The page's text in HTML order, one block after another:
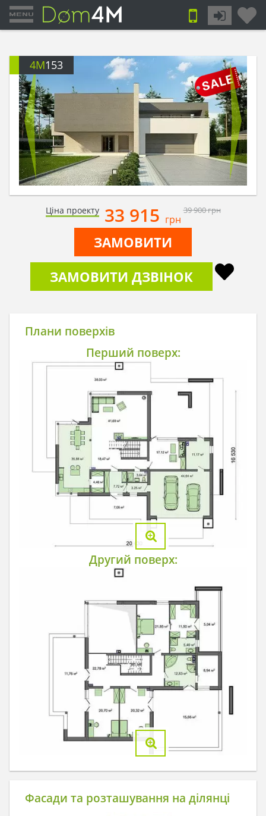
4M153
Ціна проекту 33 915 грн
39 900грн
ЗАМОВИТИ
ЗАМОВИТИ ДЗВІНОК
Плани поверхів
Перший поверх:
Другий поверх:
Фасади та розташування на ділянці